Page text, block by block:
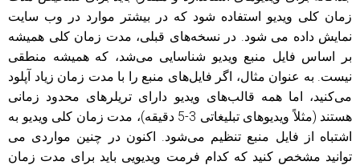
زمان کلی ویدیو استفاده شود که در بیشتر موارد در وب سایت
نمایش داده می شود. در نسخه‌های قبلی، مدت زمان کلی همیشه
بر اساس فایل منبع ویدیو شناسایی می‌شد، که همیشه منطقی
نیست. به عنوان مثال، اگر فایل‌های منبع را با مدت زمان زیاد آپلود
می‌کنید، اما همه قالب‌های ویدیو دارای تریلرهای محدود زمانی
هستند (مثلاً ویدیوهای تبلیغاتی 3-5 دقیقه)، مدت زمان کلی ویدیو به
اشتباه از فایل منبع تنظیم می‌شود. اکنون در چنین مواردی می
توانید مشخص کنید که کدام فرمت ویدیویی باید برای مدت زمان